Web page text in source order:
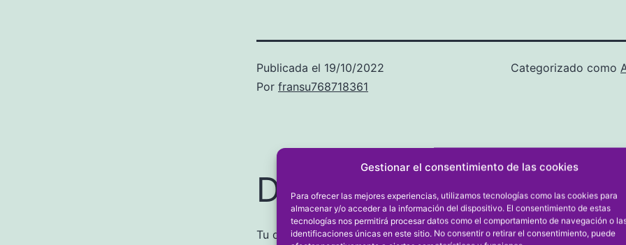
Gestionar el consentimiento de las cookies
Para ofrecer las mejores experiencias, utilizamos tecnologías como las cookies para
almacenar y/o acceder a la información del dispositivo. El consentimiento de estas
tecnologías nos permitirá procesar datos como el comportamiento de navegación o
identificaciones únicas en este sitio. No consentir o retirar el consentimiento, puede
Publicada el 19/10/2022
Por fransu768718361
Categorizado como
Dejar un comentario
Tu dirección de correo electrónico no será publicada. Los campos